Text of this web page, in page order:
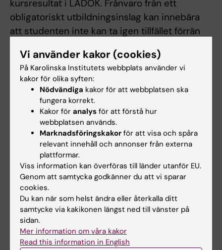
kursresultat i LADOK. Frånvaro från ett
obligatoriskt utbildningsinslag kan innebära
att studenten inte kan ta igen tillfället förrän
Begränsning av antal prov- eller
praktiktillfällen
De studenter som ej är godkända efter
ordinarie provtillfälle har rätt att delta vid
ytterligare fem provtillfällen. Om den
studerande ej är godkänd efter fyra
provtillfällen rekommenderas denna att gå om
kursen vid nästa ordinarie kurstillfälle, och får
därefter delta vid ytterligare två provtillfällen.
Om studenten genomfört sex underkända
tentamina/prov ges inte något ytterligare
tentamenstillfälle eller någon ny kursplats.
Som provtillfälle räknas de gånger studenten
Vi använder kakor (cookies)
På Karolinska Institutets webbplats använder vi
kakor för olika syften:
Nödvändiga kakor för att webbplatsen ska
fungera korrekt.
Kakor för analys för att förstå hur
webbplatsen används.
Marknadsföringskakor för att visa och spåra
relevant innehåll och annonser från externa
plattformar.
Viss information kan överföras till länder utanför EU.
Genom att samtycka godkänner du att vi sparar
cookies.
Du kan när som helst ändra eller återkalla ditt
samtycke via kakikonen längst ned till vänster på
sidan.
Mer information om våra kakor
Read this information in English